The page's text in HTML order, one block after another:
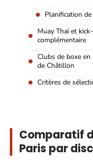
Planification
Muay Thaï et
complémentaire
Clubs de boxe en
de Châtillon
Critères de
Comparatif
Paris par